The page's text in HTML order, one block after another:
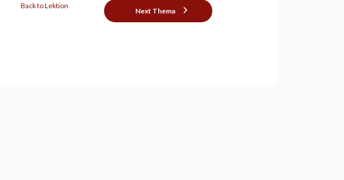
Back to Lektion
Next Thema